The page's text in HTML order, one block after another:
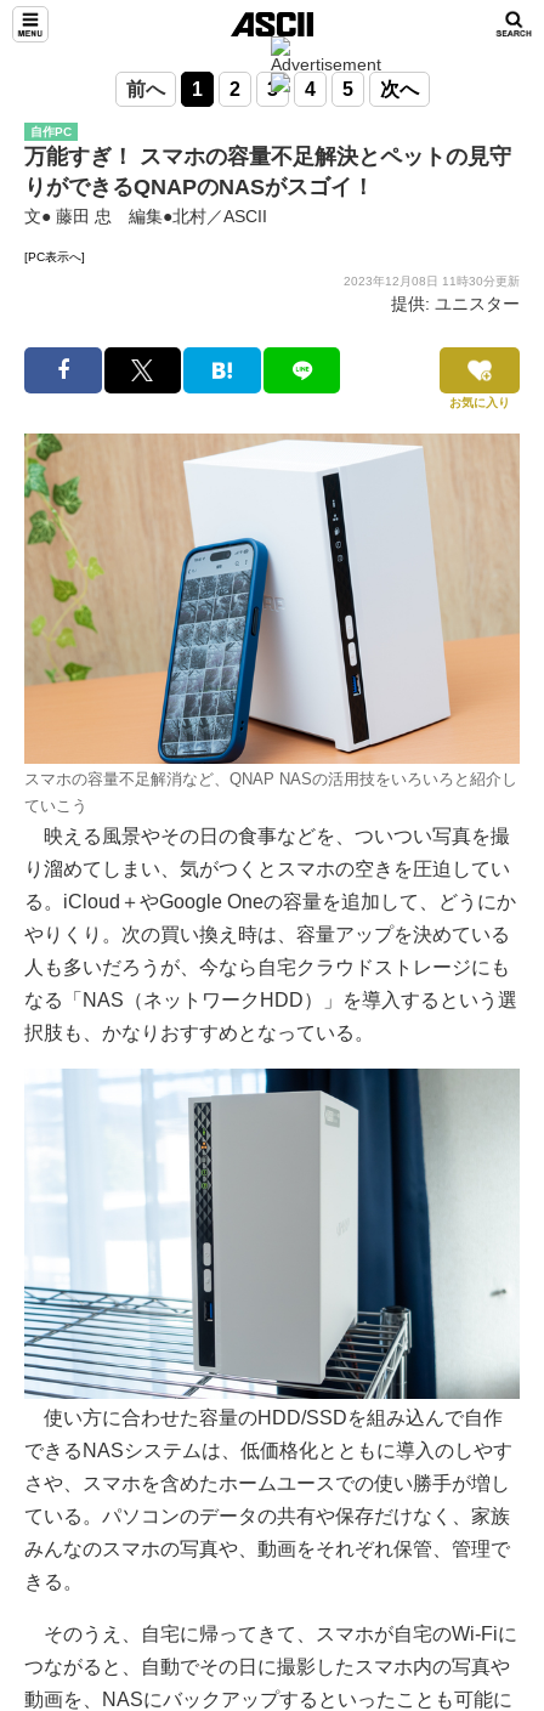
前へ 1 2 3 4 5 次へ
自作PC
万能すぎ！ スマホの容量不足解決とペットの見守
りができるQNAPのNASがスゴイ！
文● 藤田 忠 編集●北村／ASCII
[PC表示へ]
2023年12月08日 11時30分更新
提供: ユニスター
お気に入り
スマホの容量不足解消など、QNAP NASの活用技をいろいろと紹介し
ていこう
映える風景やその日の食事などを、ついつい写真を撮
り溜めてしまい、気がつくとスマホの空きを圧迫してい
る。iCloud＋やGoogle Oneの容量を追加して、どうにか
やりくり。次の買い換え時は、容量アップを決めている
人も多いだろうが、今なら自宅クラウドストレージにも
なる「NAS（ネットワークHDD）」を導入するという選
択肢も、かなりおすすめとなっている。
使い方に合わせた容量のHDD/SSDを組み込んで自作
できるNASシステムは、低価格化とともに導入のしやす
さや、スマホを含めたホームユースでの使い勝手が増し
ている。パソコンのデータの共有や保存だけなく、家族
みんなのスマホの写真や、動画をそれぞれ保管、管理で
きる。
そのうえ、自宅に帰ってきて、スマホが自宅のWi-Fiに
つながると、自動でその日に撮影したスマホ内の写真や
動画を、NASにバックアップするといったことも可能に